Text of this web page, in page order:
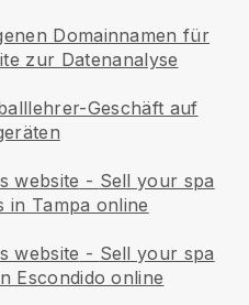
Domainnamen für
zur Datenanalyse
Geschäft auf
website - Sell your spa
in Tampa online
website - Sell your spa
Escondido online